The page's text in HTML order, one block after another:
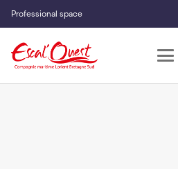
Professional space